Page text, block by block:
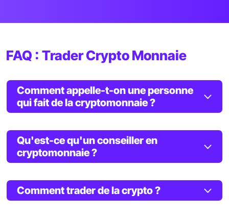
FAQ : Trader Crypto Monnaie
Comment appelle-t-on une personne
qui fait de la cryptomonnaie ?
Qu'est-ce qu'un conseiller en
cryptomonnaie ?
Comment trader de la crypto ?